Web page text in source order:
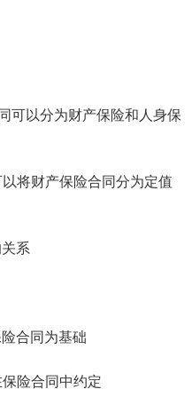
以分为财产保险和人身保
将财产保险合同分为定值
系
合同为基础
险合同中约定